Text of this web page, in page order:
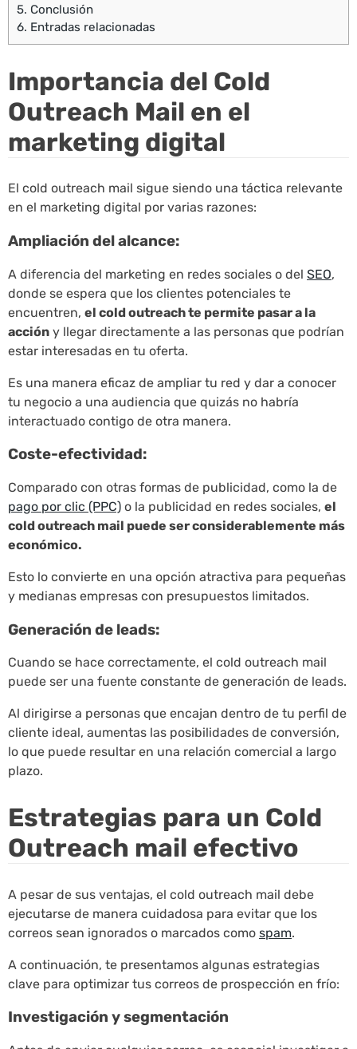
5. Conclusión
6. Entradas relacionadas
Importancia del Cold
Outreach Mail en el
marketing digital
El cold outreach mail sigue siendo una táctica relevante
en el marketing digital por varias razones:
Ampliación del alcance:
A diferencia del marketing en redes sociales o del SEO,
donde se espera que los clientes potenciales te
encuentren, el cold outreach te permite pasar a la
acción y llegar directamente a las personas que podrían
estar interesadas en tu oferta.
Es una manera eficaz de ampliar tu red y dar a conocer
tu negocio a una audiencia que quizás no habría
interactuado contigo de otra manera.
Coste-efectividad:
Comparado con otras formas de publicidad, como la de
pago por clic (PPC) o la publicidad en redes sociales, el
cold outreach mail puede ser considerablemente más
económico.
Esto lo convierte en una opción atractiva para pequeñas
y medianas empresas con presupuestos limitados.
Generación de leads:
Cuando se hace correctamente, el cold outreach mail
puede ser una fuente constante de generación de leads.
Al dirigirse a personas que encajan dentro de tu perfil de
cliente ideal, aumentas las posibilidades de conversión,
lo que puede resultar en una relación comercial a largo
plazo.
Estrategias para un Cold
Outreach mail efectivo
A pesar de sus ventajas, el cold outreach mail debe
ejecutarse de manera cuidadosa para evitar que los
correos sean ignorados o marcados como spam.
A continuación, te presentamos algunas estrategias
clave para optimizar tus correos de prospección en frío:
Investigación y segmentación